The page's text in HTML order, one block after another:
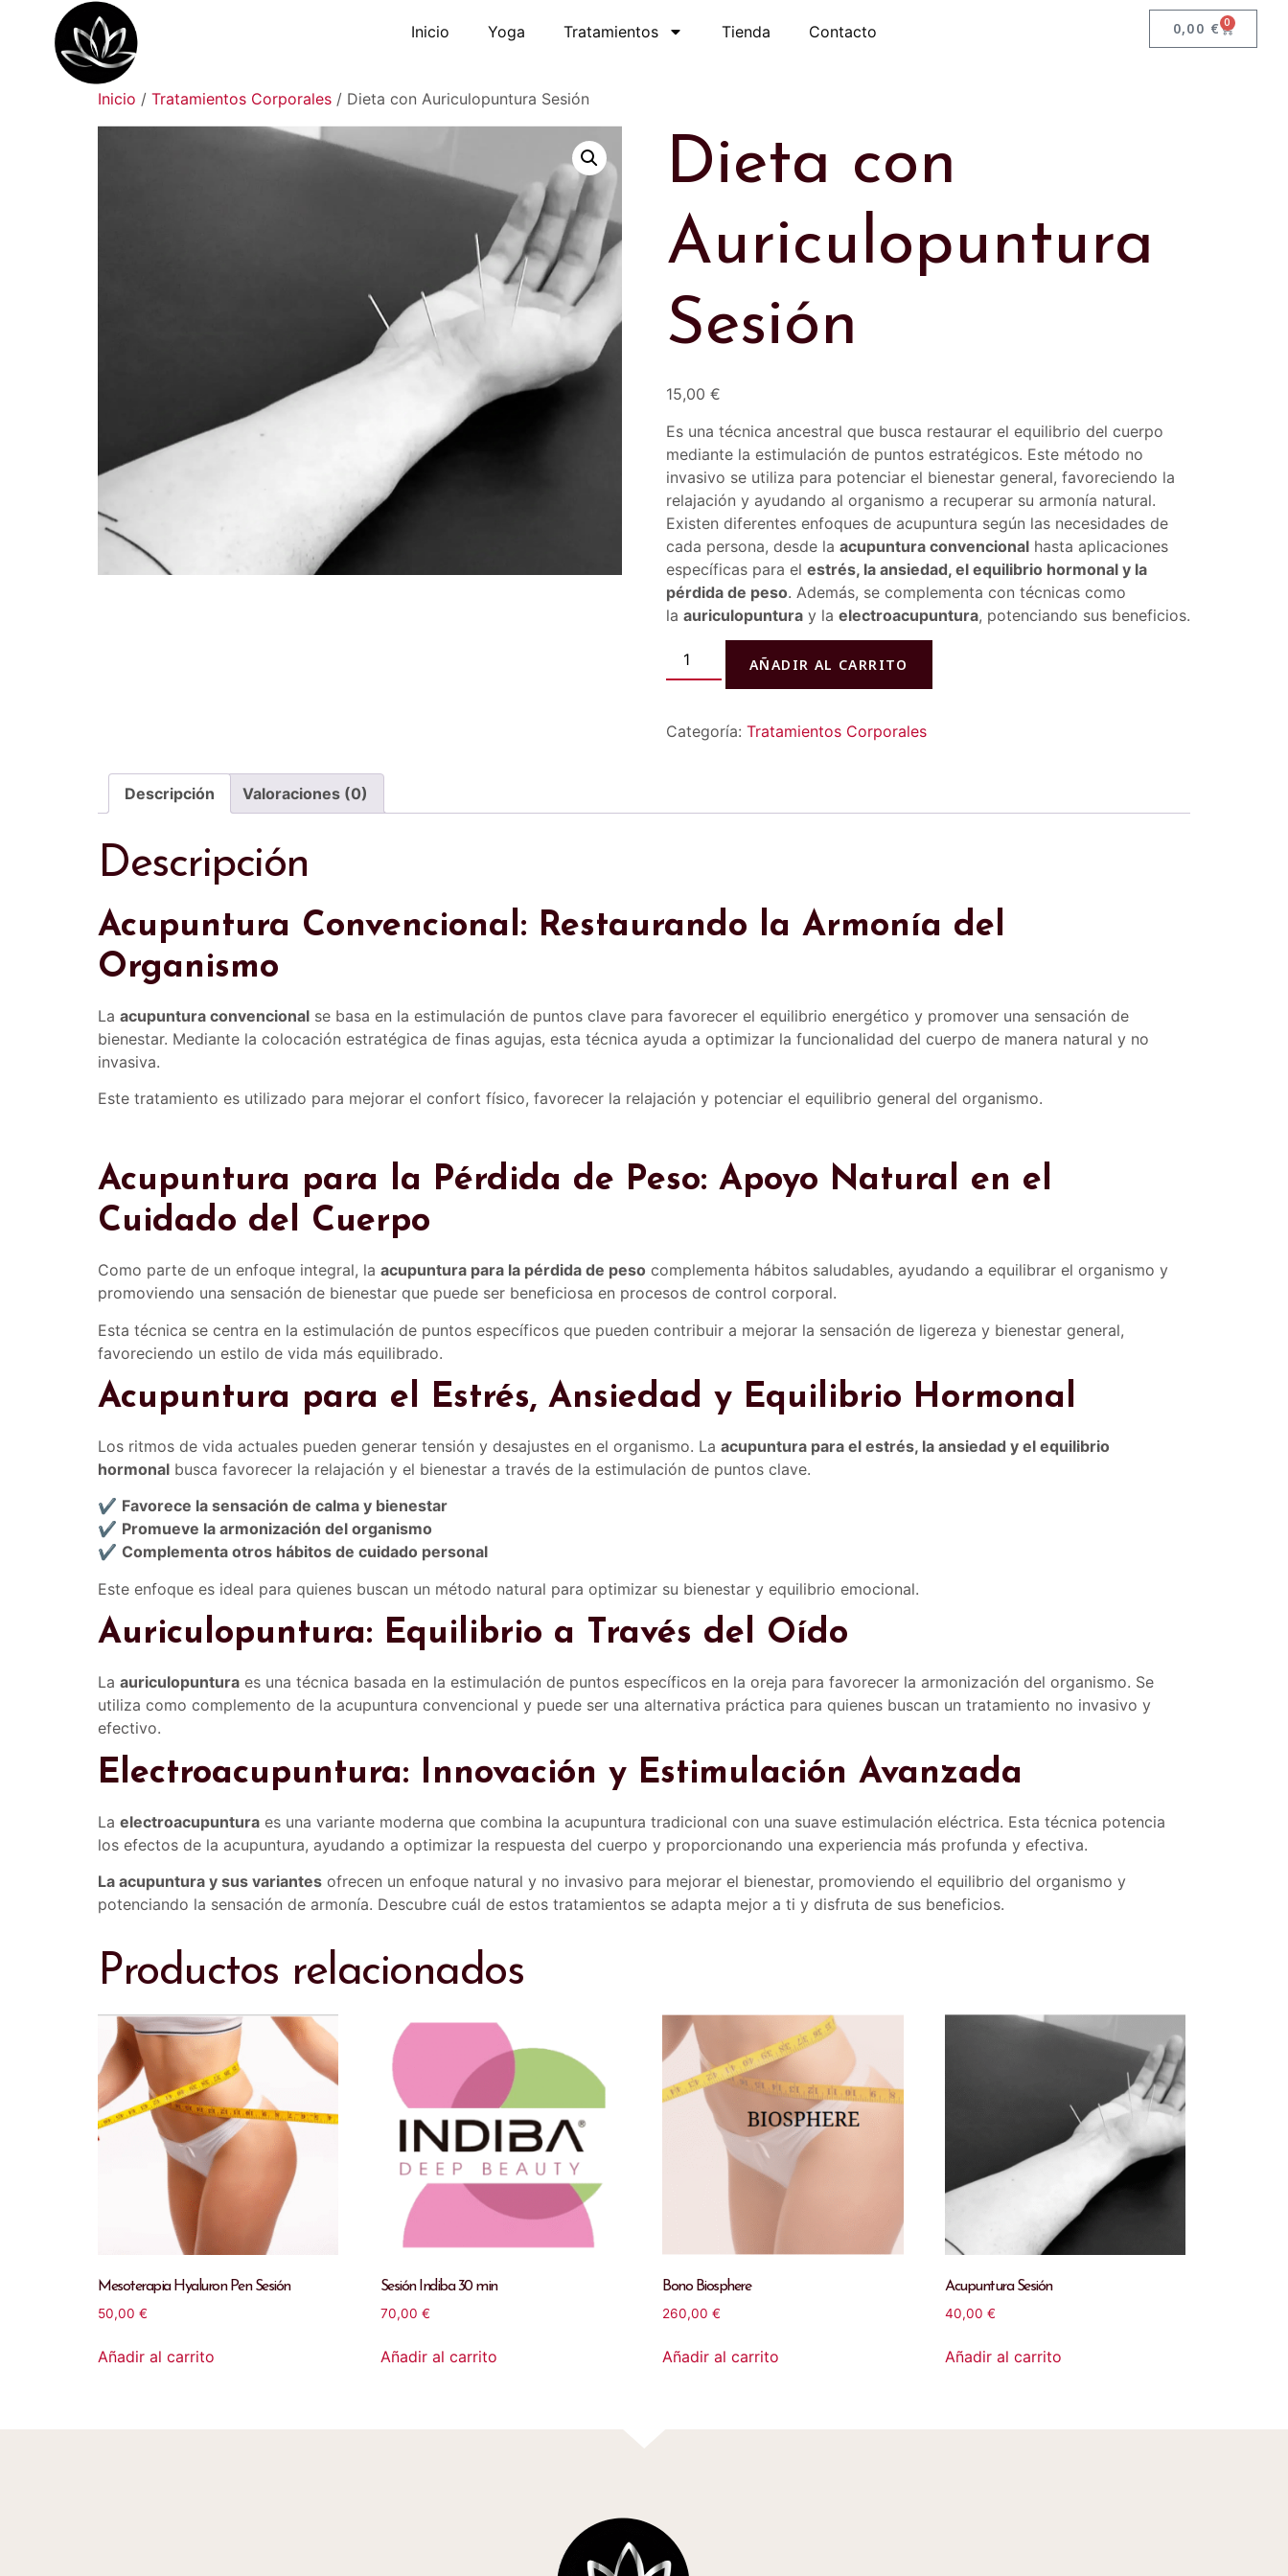
Inicio Yoga Tratamientos Tienda Contacto 0,00 € 0
Inicio / Tratamientos Corporales / Dieta con Auriculopuntura Sesión
Dieta con
Auriculopuntura
Sesión
15,00 €
Es una técnica ancestral que busca restaurar el equilibrio del cuerpo
mediante la estimulación de puntos estratégicos. Este método no
invasivo se utiliza para potenciar el bienestar general, favoreciendo la
relajación y ayudando al organismo a recuperar su armonía natural.
Existen diferentes enfoques de acupuntura según las necesidades de
cada persona, desde la acupuntura convencionalhasta aplicaciones
específicas para el estrés, la ansiedad, el equilibrio hormonal y la
pérdida de peso. Además, se complementa con técnicas como
la auriculopunturay la electroacupuntura, potenciando sus beneficios.
AÑADIR AL CARRITO
Categoría: Tratamientos Corporales
Descripción Valoraciones (0)
Descripción
Acupuntura Convencional: Restaurando la Armonía del
Organismo
La acupuntura convencional se basa en la estimulación de puntos clave para favorecer el equilibrio energético y promover una sensación de
bienestar. Mediante la colocación estratégica de finas agujas, esta técnica ayuda a optimizar la funcionalidad del cuerpo de manera natural y no
invasiva.
Este tratamiento es utilizado para mejorar el confort físico, favorecer la relajación y potenciar el equilibrio general del organismo.
Acupuntura para la Pérdida de Peso: Apoyo Natural en el
Cuidado del Cuerpo
Como parte de un enfoque integral, la acupuntura para la pérdida de peso complementa hábitos saludables, ayudando a equilibrar el organismo y
promoviendo una sensación de bienestar que puede ser beneficiosa en procesos de control corporal.
Esta técnica se centra en la estimulación de puntos específicos que pueden contribuir a mejorar la sensación de ligereza y bienestar general,
favoreciendo un estilo de vida más equilibrado.
Acupuntura para el Estrés, Ansiedad y Equilibrio Hormonal
Los ritmos de vida actuales pueden generar tensión y desajustes en el organismo. La acupuntura para el estrés, la ansiedad y el equilibrio
hormonal busca favorecer la relajación y el bienestar a través de la estimulación de puntos clave.
✔ Favorece la sensación de calma y bienestar
✔ Promueve la armonización del organismo
✔ Complementa otros hábitos de cuidado personal
Este enfoque es ideal para quienes buscan un método natural para optimizar su bienestar y equilibrio emocional.
Auriculopuntura: Equilibrio a Través del Oído
La auriculopuntura es una técnica basada en la estimulación de puntos específicos en la oreja para favorecer la armonización del organismo. Se
utiliza como complemento de la acupuntura convencional y puede ser una alternativa práctica para quienes buscan un tratamiento no invasivo y
efectivo.
Electroacupuntura: Innovación y Estimulación Avanzada
La electroacupuntura es una variante moderna que combina la acupuntura tradicional con una suave estimulación eléctrica. Esta técnica potencia
los efectos de la acupuntura, ayudando a optimizar la respuesta del cuerpo y proporcionando una experiencia más profunda y efectiva.
La acupuntura y sus variantes ofrecen un enfoque natural y no invasivo para mejorar el bienestar, promoviendo el equilibrio del organismo y
potenciando la sensación de armonía. Descubre cuál de estos tratamientos se adapta mejor a ti y disfruta de sus beneficios.
Productos relacionados
Mesoterapia Hyaluron Pen Sesión
50,00 €
Añadir al carrito
Sesión Indiba 30 min
70,00 €
Añadir al carrito
Bono Biosphere
260,00€
Añadir al carrito
Acupuntura Sesión
40,00€
Añadir al carrito